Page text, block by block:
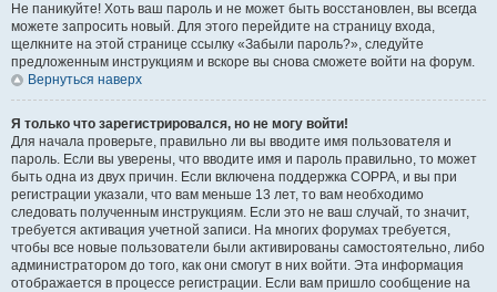
Не паникуйте! Хоть ваш пароль и не может быть восстановлен, вы всегда
можете запросить новый. Для этого перейдите на страницу входа,
щелкните на этой странице ссылку «Забыли пароль?», следуйте
предложенным инструкциям и вскоре вы снова сможете войти на форум.
Вернуться наверх
Я только что зарегистрировался, но не могу войти!
Для начала проверьте, правильно ли вы вводите имя пользователя и
пароль. Если вы уверены, что вводите имя и пароль правильно, то может
быть одна из двух причин. Если включена поддержка COPPA, и вы при
регистрации указали, что вам меньше 13 лет, то вам необходимо
следовать полученным инструкциям. Если это не ваш случай, то значит,
требуется активация учетной записи. На многих форумах требуется,
чтобы все новые пользователи были активированы самостоятельно, либо
администратором до того, как они смогут в них войти. Эта информация
отображается в процессе регистрации. Если вам пришло сообщение на